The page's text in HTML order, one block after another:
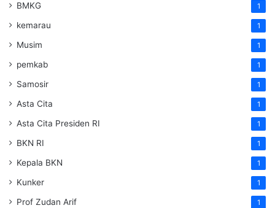
BMKG 1
kemarau 1
Musim 1
pemkab 1
Samosir 1
Asta Cita 1
Asta Cita Presiden RI 1
BKN RI 1
Kepala BKN 1
Kunker 1
Prof Zudan Arif 1